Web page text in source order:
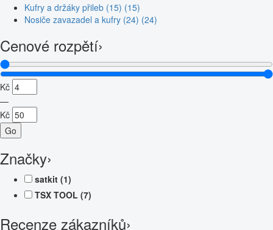
Kufry a držáky přileb (15) (15)
Nosiče zavazadel a kufry (24) (24)
Cenové rozpětí›
Kč
—
Kč
Go
Značky›
satkit (1)
TSX TOOL (7)
Recenze zákazníků›